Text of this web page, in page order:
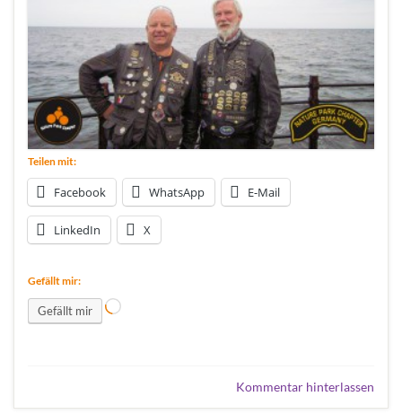
Teilen mit:
Facebook WhatsApp E-Mail
LinkedIn X
Gefällt mir:
Gefällt mir
Kommentar hinterlassen